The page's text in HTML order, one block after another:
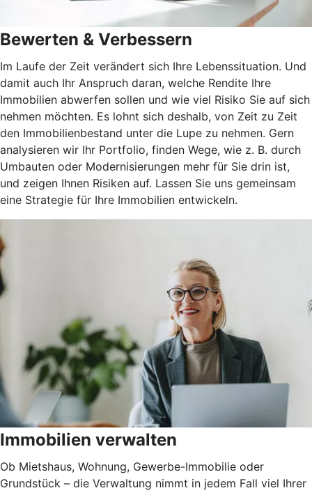
Bewerten & Verbessern
Im Laufe der Zeit verändert sich Ihre Lebenssituation. Und
damit auch Ihr Anspruch daran, welche Rendite Ihre
Immobilien abwerfen sollen und wie viel Risiko Sie auf sich
nehmen möchten. Es lohnt sich deshalb, von Zeit zu Zeit
den Immobilienbestand unter die Lupe zu nehmen. Gern
analysieren wir Ihr Portfolio, finden Wege, wie z. B. durch
Umbauten oder Modernisierungen mehr für Sie drin ist,
und zeigen Ihnen Risiken auf. Lassen Sie uns gemeinsam
eine Strategie für Ihre Immobilien entwickeln.
Immobilien verwalten
Ob Mietshaus, Wohnung, Gewerbe-Immobilie oder
Grundstück – die Verwaltung nimmt in jedem Fall viel Ihrer